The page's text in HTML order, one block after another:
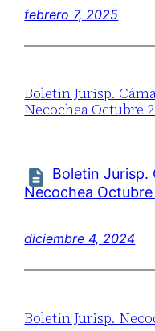
febrero 7, 2025
Boletin Jurisp.
Necochea Octubre
Boletin Jurisp.
Necochea
diciembre 4, 2024
Boletin Jurisp.